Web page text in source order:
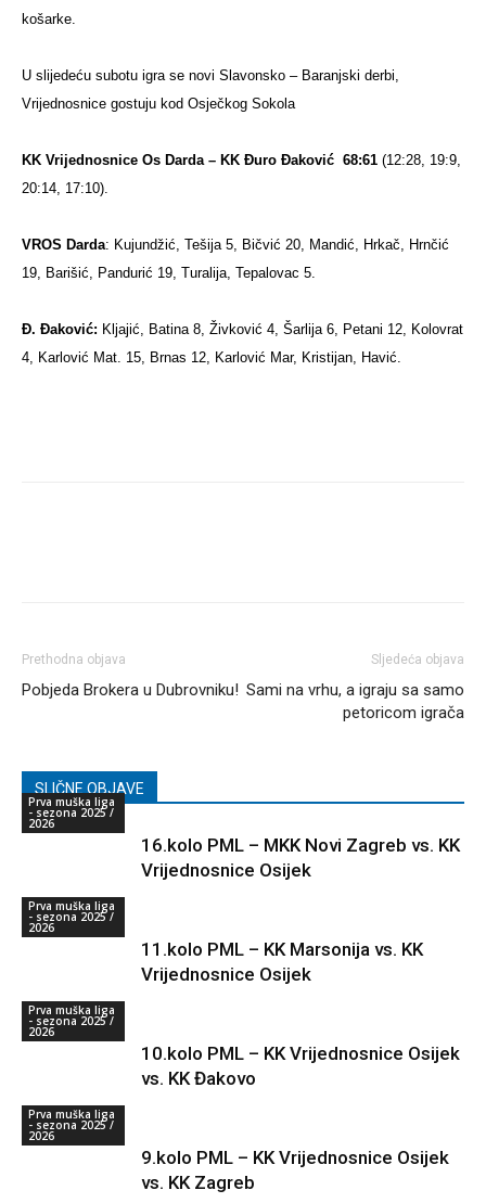
košarke.
U slijedeću subotu igra se novi Slavonsko – Baranjski derbi,
Vrijednosnice gostuju kod Osječkog Sokola
KK Vrijednosnice Os Darda – KK Đuro Đaković 68:61 (12:28, 19:9,
20:14, 17:10).
VROS Darda: Kujundžić, Tešija 5, Bičvić 20, Mandić, Hrkač, Hrnčić
19, Barišić, Pandurić 19, Turalija, Tepalovac 5.
Đ. Đaković: Kljajić, Batina 8, Živković 4, Šarlija 6, Petani 12, Kolovrat
4, Karlović Mat. 15, Brnas 12, Karlović Mar, Kristijan, Havić.
Prethodna objava
Pobjeda Brokera u Dubrovniku!
Sljedeća objava
Sami na vrhu, a igraju sa samo
petoricom igrača
SLIČNE OBJAVE
Prva muška liga
- sezona 2025 /
2026
16.kolo PML – MKK Novi Zagreb vs. KK
Vrijednosnice Osijek
Prva muška liga
- sezona 2025 /
2026
11.kolo PML – KK Marsonija vs. KK
Vrijednosnice Osijek
Prva muška liga
- sezona 2025 /
2026
10.kolo PML – KK Vrijednosnice Osijek
vs. KK Đakovo
Prva muška liga
- sezona 2025 /
2026
9.kolo PML – KK Vrijednosnice Osijek
vs. KK Zagreb